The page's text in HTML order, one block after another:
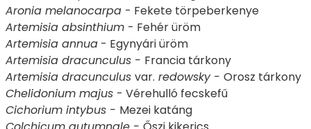
Aronia melanocarpa - Fekete törpeberkenye
Artemisia absinthium - Fehér üröm
Artemisia annua - Egynyári üröm
Artemisia dracunculus - Francia tárkony
Artemisia dracunculus var. redowsky - Orosz tárkony
Chelidonium majus - Vérehulló fecskefű
Cichorium intybus - Mezei katáng